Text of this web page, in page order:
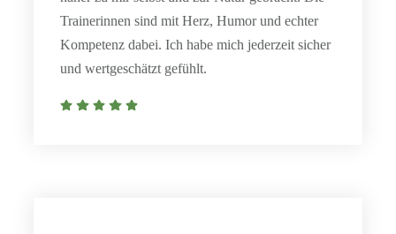
Trainerinnen sind mit Herz, Humor und echter
Kompetenz dabei. Ich habe mich jederzeit sicher
und wertgeschätzt gefühlt.